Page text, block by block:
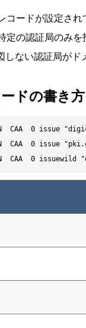
コードが設定さ
定の認証局のみを
しない認証局がド
ドの書き方
CAA  0 issue
CAA  0 issue
CAA  0 issuewild